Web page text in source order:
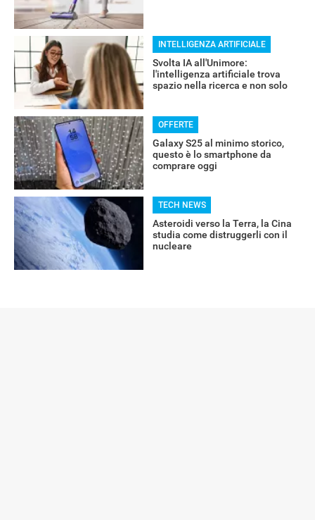
INTELLIGENZA ARTIFICIALE
Svolta IA all'Unimore:
l'intelligenza artificiale trova
spazio nella ricerca e non solo
OFFERTE
Galaxy S25 al minimo storico,
questo è lo smartphone da
comprare oggi
TECH NEWS
Asteroidi verso la Terra, la Cina
studia come distruggerli con il
nucleare